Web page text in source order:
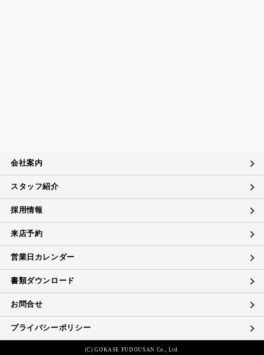
会社案内
スタッフ紹介
採用情報
来店予約
営業日カレンダー
書類ダウンロード
お問合せ
プライバシーポリシー
(C) GOKASE FUDOUSAN Co., Ltd.